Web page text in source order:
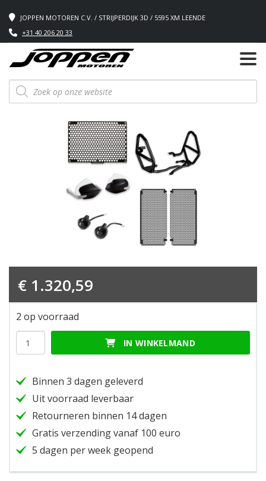
JOPPEN MOTOREN C.V. / STRIJPERDIJK 3D / 5595 XM LEENDE
+31 40 206 20 33
Producten
zoeken
€ 1.320,59
2 op voorraad
Black
enduro
hoeveelheid
IN WINKELMAND
Binnen 3 dagen geleverd
Uit voorraad leverbaar
Retourneren binnen 14 dagen
Gratis verzending vanaf 100 euro
5 dagen per week geopend